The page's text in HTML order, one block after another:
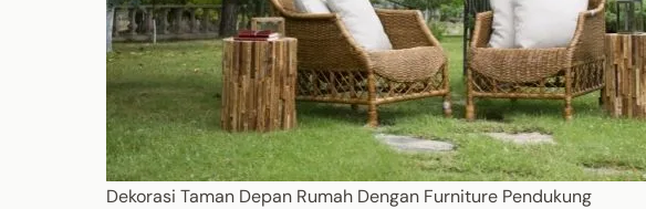
Dekorasi Taman Depan Rumah Dengan Furniture Pendukung